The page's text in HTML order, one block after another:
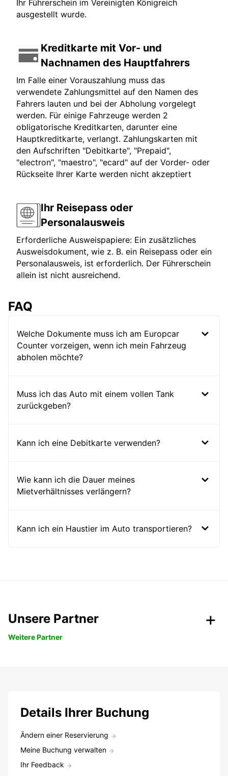
Ihr Führerschein im Vereinigten Königreich
ausgestellt wurde.
Kreditkarte mit Vor- und
Nachnamen des Hauptfahrers
Im Falle einer Vorauszahlung muss das
verwendete Zahlungsmittel auf den Namen des
Fahrers lauten und bei der Abholung vorgelegt
werden. Für einige Fahrzeuge werden 2
obligatorische Kreditkarten, darunter eine
Hauptkreditkarte, verlangt. Zahlungskarten mit
den Aufschriften "Debitkarte", "Prepaid",
"electron", "maestro", "ecard" auf der Vorder- oder
Rückseite Ihrer Karte werden nicht akzeptiert
Ihr Reisepass oder
Personalausweis
Erforderliche Ausweispapiere: Ein zusätzliches
Ausweisdokument, wie z. B. ein Reisepass oder ein
Personalausweis, ist erforderlich. Der Führerschein
allein ist nicht ausreichend.
FAQ
Welche Dokumente muss ich am Europcar
Counter vorzeigen, wenn ich mein Fahrzeug
abholen möchte?
Muss ich das Auto mit einem vollen Tank
zurückgeben?
Kann ich eine Debitkarte verwenden?
Wie kann ich die Dauer meines
Mietverhältnisses verlängern?
Kann ich ein Haustier im Auto transportieren?
Unsere Partner
Weitere Partner
Details Ihrer Buchung
Ändern einer Reservierung
Meine Buchung verwalten
Ihr Feedback